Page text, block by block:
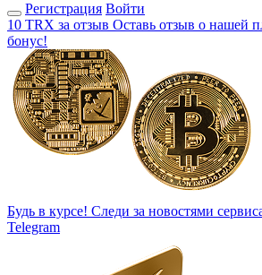
Регистрация Войти
10 TRX за отзыв Оставь отзыв о нашей
бонус!
Будь в курсе! Следи за новостями
Telegram